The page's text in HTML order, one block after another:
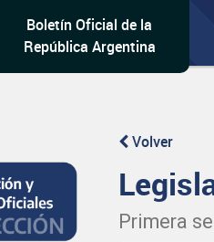
Boletín Oficial de la
República Argentina
Volver
Primera